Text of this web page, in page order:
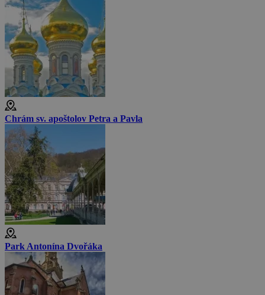
Chrám sv. apoštolov Petra a Pavla
Park Antonína Dvořáka